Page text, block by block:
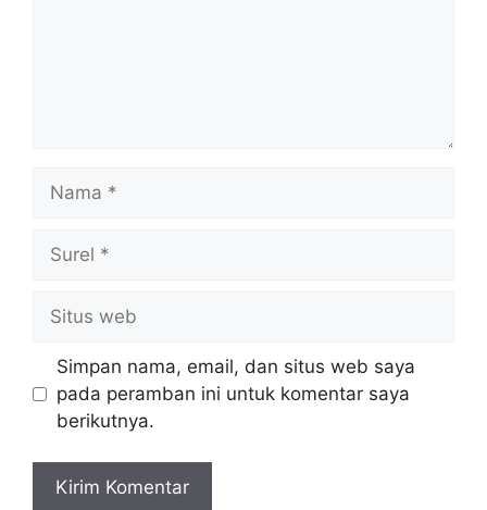
web
Simpan nama, email, dan situs web saya
pada peramban ini untuk komentar saya
berikutnya.